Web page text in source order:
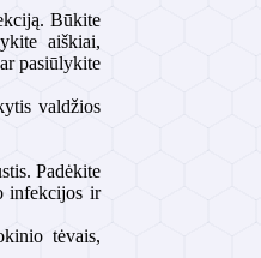
Būkite
aiškiai,
pasiūlykite
valdžios
Padėkite
infekcijos ir
tėvais,